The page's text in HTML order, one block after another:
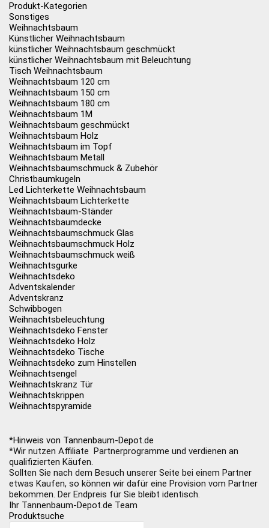
Produkt-Kategorien
Sonstiges
Weihnachtsbaum
Künstlicher Weihnachtsbaum
künstlicher Weihnachtsbaum geschmückt
künstlicher Weihnachtsbaum mit Beleuchtung
Tisch Weihnachtsbaum
Weihnachtsbaum 120 cm
Weihnachtsbaum 150 cm
Weihnachtsbaum 180 cm
Weihnachtsbaum 1M
Weihnachtsbaum geschmückt
Weihnachtsbaum Holz
Weihnachtsbaum im Topf
Weihnachtsbaum Metall
Weihnachtsbaumschmuck & Zubehör
Christbaumkugeln
Led Lichterkette Weihnachtsbaum
Weihnachtsbaum Lichterkette
Weihnachtsbaum-Ständer
Weihnachtsbaumdecke
Weihnachtsbaumschmuck Glas
Weihnachtsbaumschmuck Holz
Weihnachtsbaumschmuck weiß
Weihnachtsgurke
Weihnachtsdeko
Adventskalender
Adventskranz
Schwibbogen
Weihnachtsbeleuchtung
Weihnachtsdeko Fenster
Weihnachtsdeko Holz
Weihnachtsdeko Tische
Weihnachtsdeko zum Hinstellen
Weihnachtsengel
Weihnachtskranz Tür
Weihnachtskrippen
Weihnachtspyramide
*Hinweis von Tannenbaum-Depot.de
*Wir nutzen Affiliate Partnerprogramme und verdienen an
qualifizierten Käufen.
Sollten Sie nach dem Besuch unserer Seite bei einem Partner
etwas Kaufen, so können wir dafür eine Provision vom Partner
bekommen. Der Endpreis für Sie bleibt identisch.
Ihr Tannenbaum-Depot.de Team
Produktsuche